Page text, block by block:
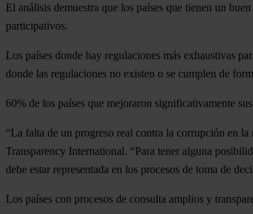
El análisis demuestra que los países que tienen un
participativos.
Los países donde hay regulaciones más exhaustivas
donde las regulaciones no existen o se cumplen de
60% de los países que mejoraron significativamente
“La falta de un progreso real contra la corrupción en
Transparency International. “Para tener alguna
debe estar representada en los procesos de toma de
Los países con procesos de consulta amplios y